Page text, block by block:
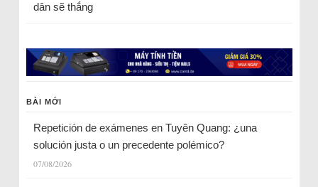
dân sẽ thắng
BÀI MỚI
Repetición de exámenes en Tuyên Quang: ¿una
solución justa o un precedente polémico?
07/08/2026